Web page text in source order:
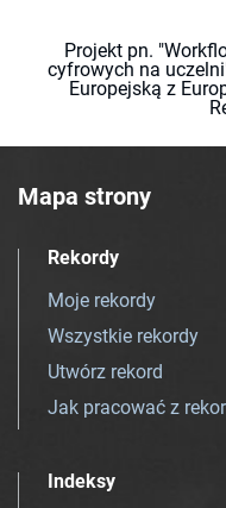
Projekt pn.
cyfrowych na
Europejską z
Mapa strony
Rekordy
Moje rekordy
Wszystkie rekordy
Utwórz rekord
Jak pracować z
Indeksy